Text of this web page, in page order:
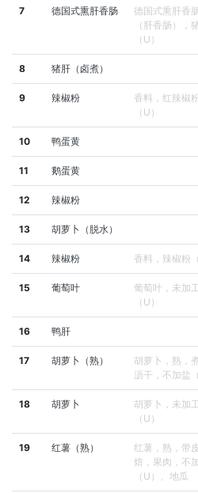
7 德国式熏肝香肠
德国式熏肝香
（肝香肠），
（U）
8 猪肝（卤煮）
9 辣椒粉
香料，红辣椒
（U）
10 鸭蛋黄
11 鹅蛋黄
12 辣椒粉
13 胡萝卜（脱水）
14 辣椒粉 香料，辣椒粉（
15 葡萄叶
葡萄叶，未加
（U）
16 鸭肝
17 胡萝卜（熟）
胡萝卜，熟，
沥干，不加盐（
18 胡萝卜
胡萝卜，未加
（U）
19 红薯（熟）
红薯，熟，带
焙，果肉，不
（U）、地瓜